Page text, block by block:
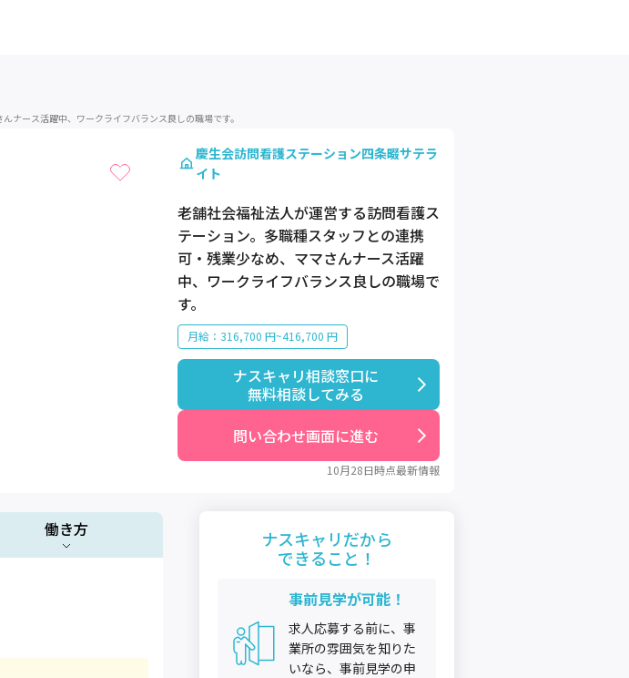
ナース活躍中、ワークライフバランス良しの職場です。
慶生会訪問看護ステーション四条畷サテラ
イト
老舗社会福祉法人が運営する訪問看護ス
テーション。多職種スタッフとの連携
可・残業少なめ、ママさんナース活躍
中、ワークライフバランス良しの職場で
す。
月給：316,700 円~416,700 円
ナスキャリ相談窓口に
無料相談してみる
問い合わせ画面に進む
10月28日時点最新情報
働き方
ナスキャリだから
できること！
事前見学が可能！
求人応募する前に、事
業所の雰囲気を知りた
いなら、事前見学の申